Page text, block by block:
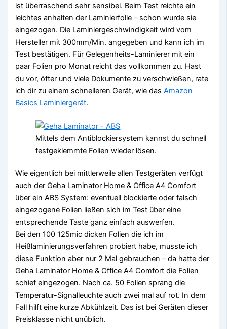
ist überraschend sehr sensibel. Beim Test reichte ein
leichtes anhalten der Laminierfolie – schon wurde sie
eingezogen. Die Laminiergeschwindigkeit wird vom
Hersteller mit 300mm/Min. angegeben und kann ich im
Test bestätigen. Für Gelegenheits-Laminierer mit ein
paar Folien pro Monat reicht das vollkommen zu. Hast
du vor, öfter und viele Dokumente zu verschwießen, rate
ich dir zu einem schnelleren Gerät, wie dasAmazon
Basics Laminiergerät.
Mittels dem Antiblockiersystem kannst du schnell
festgeklemmte Folien wieder lösen.
Wie eigentlich bei mittlerweile allen Testgeräten verfügt
auch der Geha Laminator Home & Office A4 Comfort
über ein ABS System: eventuell blockierte oder falsch
eingezogene Folien ließen sich im Test über eine
entsprechende Taste ganz einfach auswerfen.
Bei den 100 125mic dicken Folien die ich im
Heißlaminierungsverfahren probiert habe, musste ich
diese Funktion aber nur 2 Mal gebrauchen – da hatte der
Geha Laminator Home & Office A4 Comfort die Folien
schief eingezogen. Nach ca. 50 Folien sprang die
Temperatur-Signalleuchte auch zwei mal auf rot. In dem
Fall hilft eine kurze Abkühlzeit. Das ist bei Geräten dieser
Preisklasse nicht unüblich.